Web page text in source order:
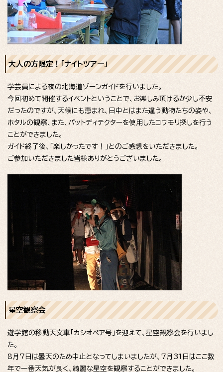
大人の方限定！「ナイトツアー」
学芸員による夜の北海道ゾーンガイドを行いました。
今回初めて開催するイベントということで、お楽しみ頂けるか少し不安
だったのですが、天候にも恵まれ、日中とはまた違う動物たちの姿や、
ホタルの観察、また、バットディテクターを使用したコウモリ探しを行う
ことができました。
ガイド終了後、「楽しかったです！」とのご感想をいただきました。
ご参加いただきました皆様ありがとうございました。
星空観察会
遊学館の移動天文車「カシオペア号」を迎えて、星空観察会を行いまし
た。
8月7日は曇天のため中止となってしまいましたが、7月31日はここ数
年で一番天気が良く、綺麗な星空を観察することができました。